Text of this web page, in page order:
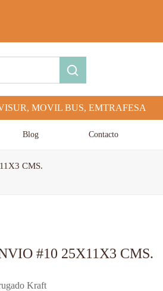
Blog Contacto
CMS.
#10 25X11X3 CMS.
Kraft